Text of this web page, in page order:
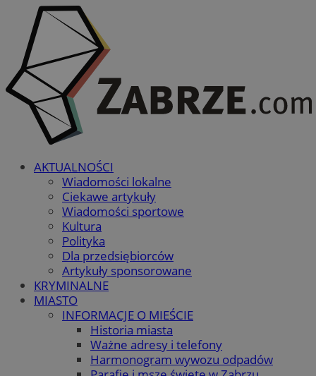
AKTUALNOŚCI
Wiadomości lokalne
Ciekawe artykuły
Wiadomości sportowe
Kultura
Polityka
Dla przedsiębiorców
Artykuły sponsorowane
KRYMINALNE
MIASTO
INFORMACJE O MIEŚCIE
Historia miasta
Ważne adresy i telefony
Harmonogram wywozu odpadów